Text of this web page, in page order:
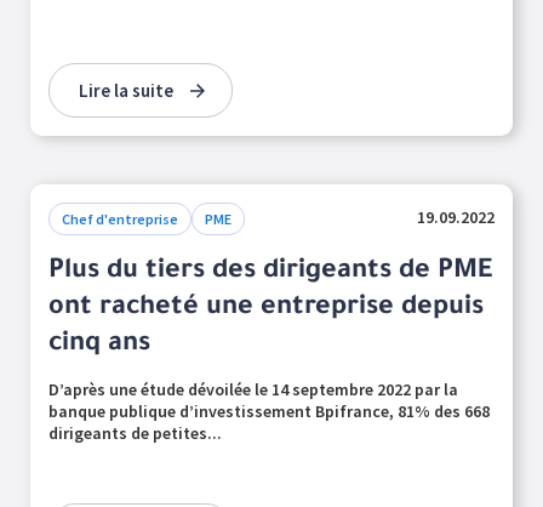
Lire la suite
Chef d'entreprise PME 19.09.2022
Plus du tiers des dirigeants de PME
ont racheté une entreprise depuis
cinq ans
D’après une étude dévoilée le 14 septembre 2022 par la
banque publique d’investissement Bpifrance, 81% des 668
dirigeants de petites...